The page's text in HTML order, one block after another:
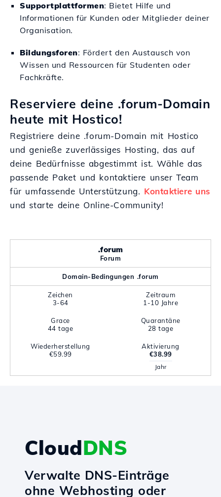
Supportplattformen: Bietet Hilfe und
Informationen für Kunden oder Mitglieder deiner
Organisation.
Bildungsforen: Fördert den Austausch von
Wissen und Ressourcen für Studenten oder
Fachkräfte.
Reserviere deine .forum-Domain
heute mit Hostico!
Registriere deine .forum-Domain mit Hostico
und genieße zuverlässiges Hosting, das auf
deine Bedürfnisse abgestimmt ist. Wähle das
passende Paket und kontaktiere unser Team
für umfassende Unterstützung. Kontaktiere uns
und starte deine Online-Community!
.forum
Forum
Domain-Bedingungen .forum
Zeichen
3-64
Zeitraum
1-10 Jahre
Grace
44 tage
Quarantäne
28 tage
Wiederherstellung
€59.99
Aktivierung
€38.99
Jahr
CloudDNS
Verwalte DNS-Einträge
ohne Webhosting oder